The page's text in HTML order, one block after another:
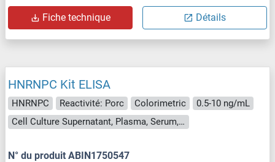
Fiche technique Détails
HNRNPC Kit ELISA
HNRNPC Reactivité: Porc Colorimetric
0.5-10 ng/mL
Cell Culture Supernatant, Plasma, Serum, Tissue Homogenate
N° du produit ABIN1750547